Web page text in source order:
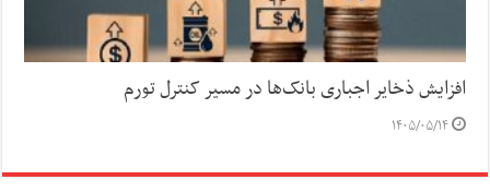
افزایش ذخایر اجباری بانک‌ها در مسیر کنترل تورم
۱۴۰۵/۰۵/۱۴